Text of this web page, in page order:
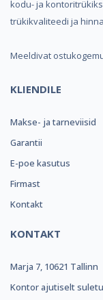
kodu- ja
trükikvaliteedi ja
Meeldivat
KLIENDILE
Makse- ja tarneviisid
Garantii
E-poe kasutus
Firmast
Kontakt
KONTAKT
Marja 7, 10621 Tallinn
Kontor ajutiselt